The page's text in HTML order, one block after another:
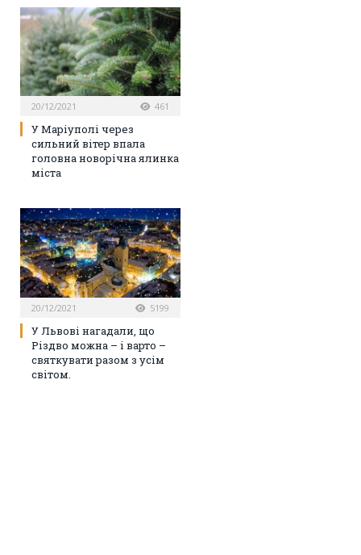
20/12/2021 461
У Маріуполі через
сильний вітер впала
головна новорічна ялинка
міста
20/12/2021 5199
У Львові нагадали, що
Різдво можна – і варто –
святкувати разом з усім
світом.